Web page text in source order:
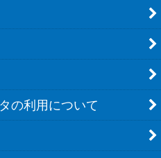
の利用について